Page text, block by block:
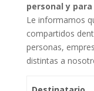
personal y
Le informamos
compartidos
personas,
distintas a